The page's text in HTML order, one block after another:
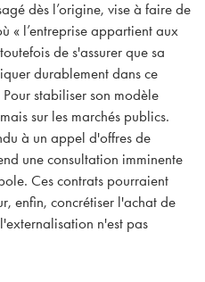
dès l’origine, vise à faire de
« l’entreprise appartient aux
de s'assurer que sa
durablement dans ce
stabiliser son modèle
sur les marchés publics.
à un appel d'offres de
une consultation imminente
Ces contrats pourraient
enfin, concrétiser l'achat de
n'est pas